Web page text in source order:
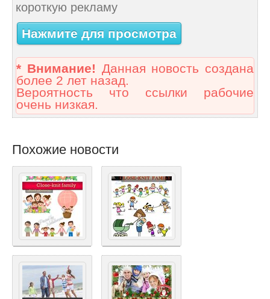
короткую рекламу
Нажмите для просмотра
* Внимание! Данная новость создана
более 2 лет назад.
Вероятность что ссылки рабочие
очень низкая.
Похожие новости